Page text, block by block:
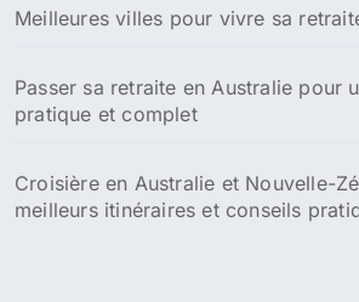
Meilleures villes pour vivre sa
Passer sa retraite en Australie pour
pratique et complet
Croisière en Australie et Nouvelle-
meilleurs itinéraires et conseils